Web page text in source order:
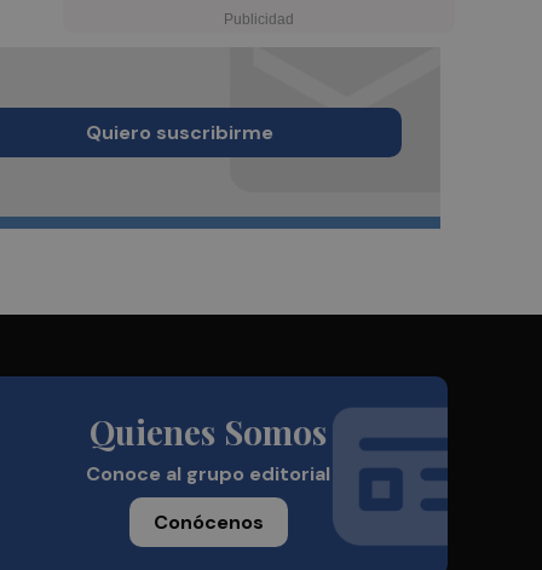
Quiero suscribirme
Quienes Somos
Conoce al grupo editorial
Conócenos